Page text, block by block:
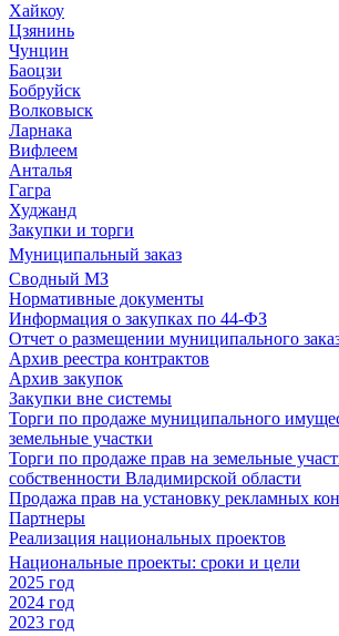
Хайкоу
Цзянинь
Чунцин
Баоцзи
Бобруйск
Волковыск
Ларнака
Вифлеем
Анталья
Гагра
Худжанд
Закупки и торги
Муниципальный заказ
Сводный МЗ
Нормативные документы
Информация о закупках по 44-ФЗ
Отчет о размещении муниципального
Архив реестра контрактов
Архив закупок
Закупки вне системы
Торги по продаже муниципального
земельные участки
Торги по продаже прав на земельные
собственности Владимирской области
Продажа прав на установку рекламных
Партнеры
Реализация национальных проектов
Национальные проекты: сроки и цели
2025 год
2024 год
2023 год